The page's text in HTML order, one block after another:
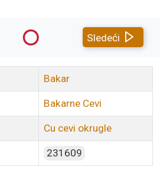
Sledeći
Bakar
Bakarne Cevi
Cu cevi okrugle
231609